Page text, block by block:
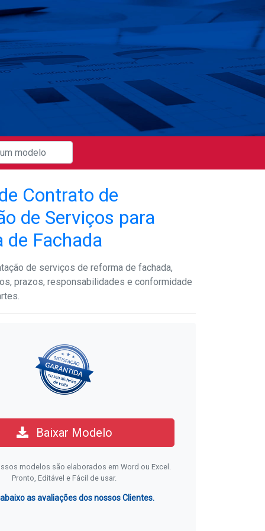
Contrato de
de Serviços para
de Fachada
de serviços de reforma de fachada,
prazos, responsabilidades e conformidade
Baixar Modelo
modelos são elaborados em Word ou Excel.
Pronto, Editável e Fácil de usar.
abaixo as avaliações dos nossos Clientes.